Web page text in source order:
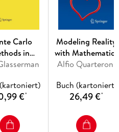
- Computing with
nonlinear equations. -
- Integration and
- Randomness. -
Carlo
in
€*
Modeling Reality
with Mathematics
Alfio Quarteroni
Buch (kartoniert)
26,49 €*